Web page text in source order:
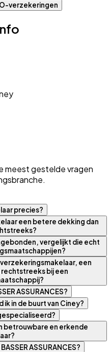
verzekeringen
meest gestelde vragen
precies?
een betere dekking dan
vergelijkt die echt
een
bij een
ASSURANCES?
in de buurt van Ciney?
gespecialiseerd?
betrouwbare en erkende
ASSURANCES?